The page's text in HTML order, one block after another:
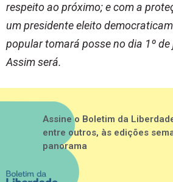
respeito ao próximo; e com a
um presidente eleito
popular tomará posse no dia 1º de
Assim será.
Assine o Boletim da
entre outros, às edições
panorama